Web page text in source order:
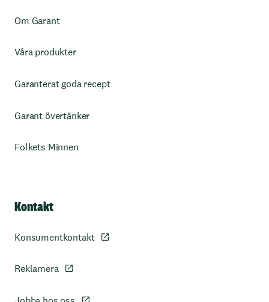
Om Garant
Våra produkter
Garanterat goda recept
Garant övertänker
Folkets Minnen
Kontakt
Konsumentkontakt
Reklamera